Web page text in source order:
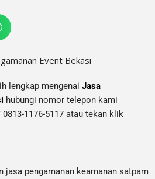
lengkap mengenai Jasa
hubungi nomor telepon kami
1176-5117 atau tekan klik
jasa pengamanan keamanan satpam